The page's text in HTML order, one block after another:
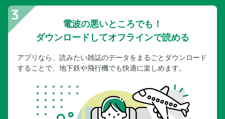
電波の悪いところでも！
ダウンロードしてオフラインで読める
アプリなら、読みたい雑誌のデータをまるごとダウンロード
することで、地下鉄や飛行機でも快適に楽しめます。